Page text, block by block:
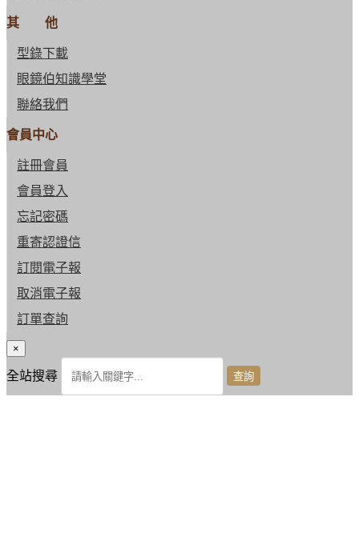
其 他
型錄下載
眼鏡伯知識學堂
聯絡我們
會員中心
註冊會員
會員登入
忘記密碼
重寄認證信
訂閱電子報
取消電子報
訂單查詢
×
全站搜尋